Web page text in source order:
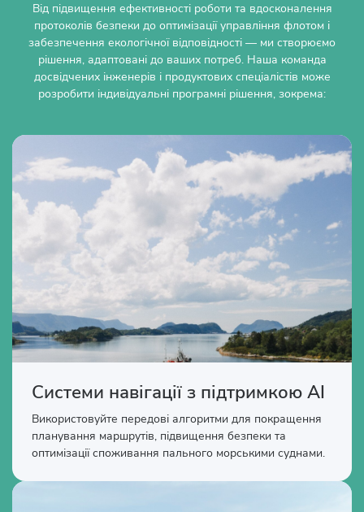
Від підвищення ефективності роботи та вдосконалення
протоколів безпеки до оптимізації управління флотом і
забезпечення екологічної відповідності — ми створюємо
рішення, адаптовані до ваших потреб. Наша команда
досвідчених інженерів і продуктових спеціалістів може
розробити індивідуальні програмні рішення, зокрема:
Системи навігації з підтримкою AI
Використовуйте передові алгоритми для покращення
планування маршрутів, підвищення безпеки та
оптимізації споживання пального морськими суднами.